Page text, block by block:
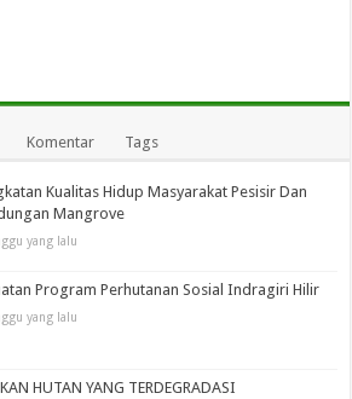
Komentar Tags
Kualitas Hidup Masyarakat Pesisir Dan
Mangrove
yang lalu
Program Perhutanan Sosial Indragiri Hilir
yang lalu
HUTAN YANG TERDEGRADASI